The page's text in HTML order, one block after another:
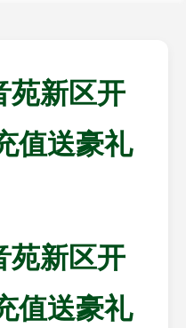
苑新区开
值送豪礼
苑新区开
值送豪礼